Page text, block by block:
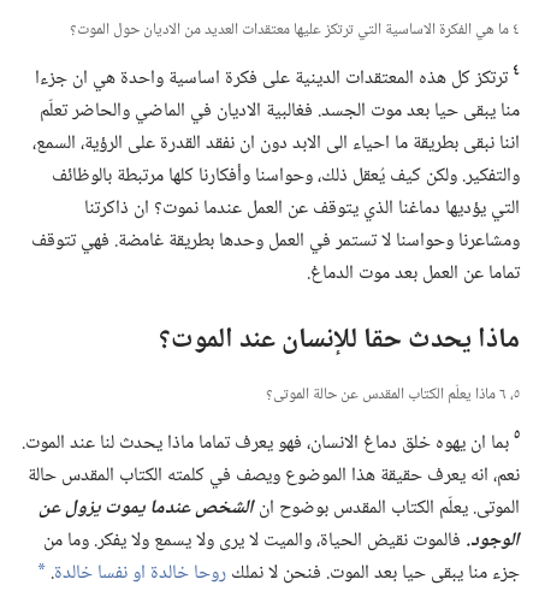
٤ ما هي الفكرة الاساسية التي ترتكز عليها معتقدات العديد من الاديان حول الموت؟‏
٤ترتكز كل هذه المعتقدات الدينية على فكرة اساسية واحدة هي ان جزءا
منا يبقى حيا بعد موت الجسد.‏ فغالبية الاديان في الماضي والحاضر تعلّم
اننا نبقى بطريقة ما احياء الى الابد دون ان نفقد القدرة على الرؤية،‏ السمع،‏
والتفكير.‏ ولكن كيف يُعقل ذلك،‏ وحواسنا وأفكارنا كلها مرتبطة بالوظائف
التي يؤديها دماغنا الذي يتوقف عن العمل عندما نموت؟‏ ان ذاكرتنا
ومشاعرنا وحواسنا لا تستمر في العمل وحدها بطريقة غامضة.‏ فهي تتوقف
تماما عن العمل بعد موت الدماغ.‏
ماذا يحدث حقا للإنسان عند الموت؟‏
٥،‏ ٦ ماذا يعلّم الكتاب المقدس عن حالة الموتى؟‏
٥بما ان يهوه خلق دماغ الانسان،‏ فهو يعرف تماما ماذا يحدث لنا عند الموت.‏
نعم،‏ انه يعرف حقيقة هذا الموضوع ويصف في كلمته الكتاب المقدس حالة
الموتى.‏ يعلّم الكتاب المقدس بوضوح انالشخص عندما يموت يزول عن
الوجود.‏ فالموت نقيض الحياة،‏ والميت لا يرى ولا يسمع ولا يفكر.‏ وما من
جزء منا يبقى حيا بعد الموت.‏ فنحن لا نملكروحا خالدة او نفسا خالدة‏.‏
a